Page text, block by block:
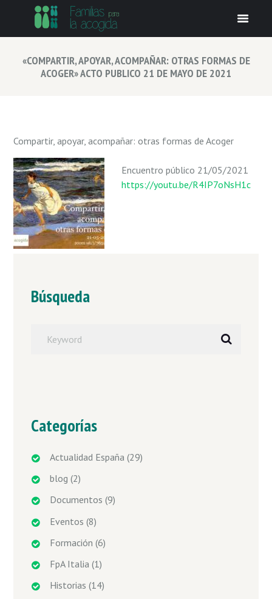
«COMPARTIR, APOYAR, ACOMPAÑAR: OTRAS FORMAS DE
ACOGER» ACTO PUBLICO 21 DE MAYO DE 2021
Compartir, apoyar, acompañar: otras formas de Acoger
Encuentro público 21/05/2021
https://youtu.be/R4IP7oNsH1c
Búsqueda
Categorías
Actualidad España (29)
blog (2)
Documentos (9)
Eventos (8)
Formación (6)
FpA Italia (1)
Historias (14)